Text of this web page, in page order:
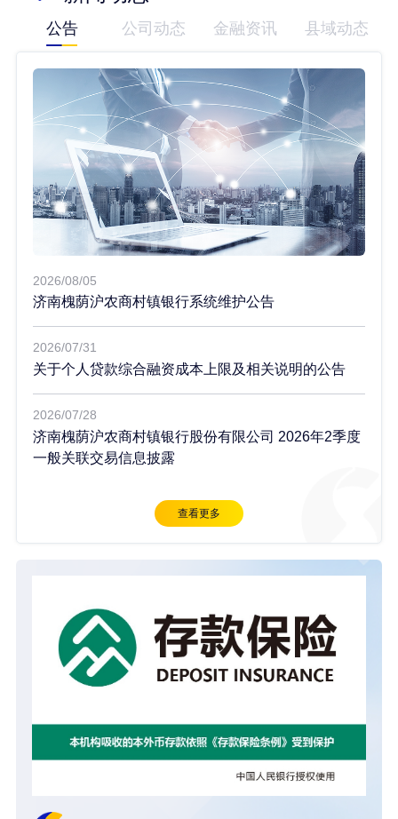
一 年
三 年 1.5
五 年 1.5
3、定活两便 -
二、协定存款 0.95
三、通知存款
一 天
七 天
公告 公司动态 金融资讯 县域动态
2026/08/05
济南槐荫沪农商村镇银行系统维护公告
2026/07/31
关于个人贷款综合融资成本上限及相关说明的公告
2026/07/28
济南槐荫沪农商村镇银行股份有限公司 2026年2季度
一般关联交易信息披露
查看更多